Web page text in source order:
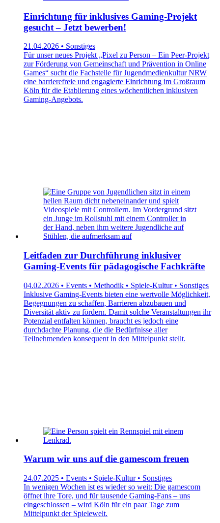
Einrichtung für inklusives Gaming-Projekt
gesucht – Jetzt bewerben!
21.04.2026 • Sonstiges
Für unser neues Projekt „Pixel zu Person – Ein Peer-Projekt
zur Förderung von Gemeinschaft und Prävention in Online
Games“ sucht die Fachstelle für Jugendmedienkultur NRW
eine barrierefreie und engagierte Einrichtung im Großraum
Köln für die Etablierung eines wöchentlichen inklusiven
Gaming-Angebots.
Leitfaden zur Durchführung inklusiver
Gaming-Events für pädagogische Fachkräfte
04.02.2026 • Events • Methodik • Spiele-Kultur • Sonstiges
Inklusive Gaming-Events bieten eine wertvolle Möglichkeit,
Begegnungen zu schaffen, Barrieren abzubauen und
Diversität aktiv zu fördern. Damit solche Veranstaltungen ihr
Potenzial entfalten können, braucht es jedoch eine
durchdachte Planung, die die Bedürfnisse aller
Teilnehmenden konsequent in den Mittelpunkt stellt.
Warum wir uns auf die gamescom freuen
24.07.2025 • Events • Spiele-Kultur • Sonstiges
In wenigen Wochen ist es wieder so weit: Die gamescom
öffnet ihre Tore, und für tausende Gaming-Fans – uns
eingeschlossen – wird Köln für ein paar Tage zum
Mittelpunkt der Spielewelt.